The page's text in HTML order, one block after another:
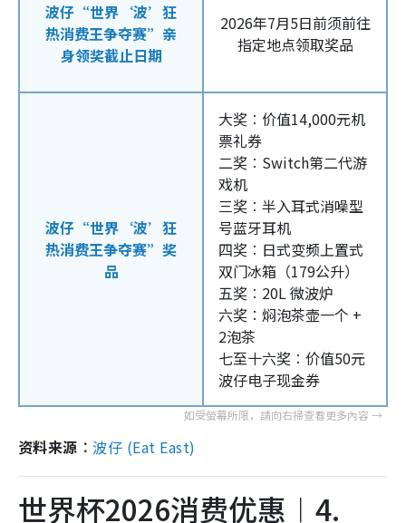
波仔“世界‘波’狂
热消费王争夺赛”亲
身领奖截止日期
2026年7月5日前须前往
指定地点领取奖品
波仔“世界‘波’狂
热消费王争夺赛”奖
品
大奖︰价值14,000元机
票礼券
二奖︰Switch第二代游
戏机
三奖︰半入耳式消噪型
号蓝牙耳机
四奖︰日式变频上置式
双门冰箱（179公升）
五奖︰20L 微波炉
六奖︰焖泡茶壶一个 +
2泡茶
七至十六奖︰价值50元
波仔电子现金券
资料来源︰波仔 (Eat East)
世界杯2026消费优惠︱4.